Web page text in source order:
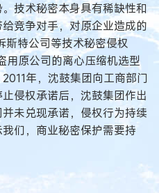
技术秘密本身具有稀缺性和
竞争对手，对原企业造成的
斯特公司等技术秘密侵权
用原公司的离心压缩机选型
年，沈鼓集团向工商部门
侵权承诺后，沈鼓集团作出
未兑现承诺，侵权行为持续
们，商业秘密保护需要持